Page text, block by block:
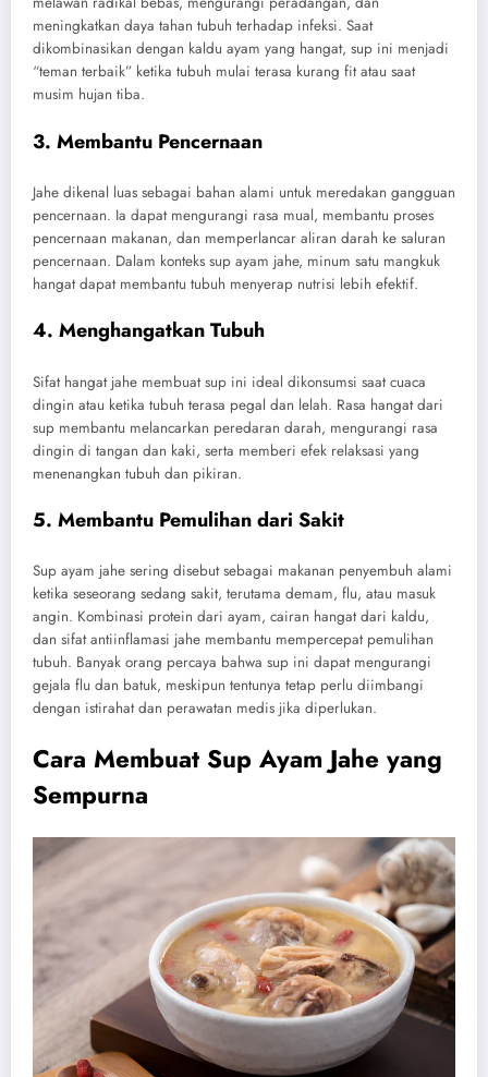
meningkatkan daya tahan tubuh terhadap infeksi. Saat
dikombinasikan dengan kaldu ayam yang hangat, sup ini menjadi
“teman terbaik” ketika tubuh mulai terasa kurang fit atau saat
musim hujan tiba.
3. Membantu Pencernaan
Jahe dikenal luas sebagai bahan alami untuk meredakan gangguan
pencernaan. Ia dapat mengurangi rasa mual, membantu proses
pencernaan makanan, dan memperlancar aliran darah ke saluran
pencernaan. Dalam konteks sup ayam jahe, minum satu mangkuk
hangat dapat membantu tubuh menyerap nutrisi lebih efektif.
4. Menghangatkan Tubuh
Sifat hangat jahe membuat sup ini ideal dikonsumsi saat cuaca
dingin atau ketika tubuh terasa pegal dan lelah. Rasa hangat dari
sup membantu melancarkan peredaran darah, mengurangi rasa
dingin di tangan dan kaki, serta memberi efek relaksasi yang
menenangkan tubuh dan pikiran.
5. Membantu Pemulihan dari Sakit
Sup ayam jahe sering disebut sebagai makanan penyembuh alami
ketika seseorang sedang sakit, terutama demam, flu, atau masuk
angin. Kombinasi protein dari ayam, cairan hangat dari kaldu,
dan sifat antiinflamasi jahe membantu mempercepat pemulihan
tubuh. Banyak orang percaya bahwa sup ini dapat mengurangi
gejala flu dan batuk, meskipun tentunya tetap perlu diimbangi
dengan istirahat dan perawatan medis jika diperlukan.
Cara Membuat Sup Ayam Jahe yang
Sempurna